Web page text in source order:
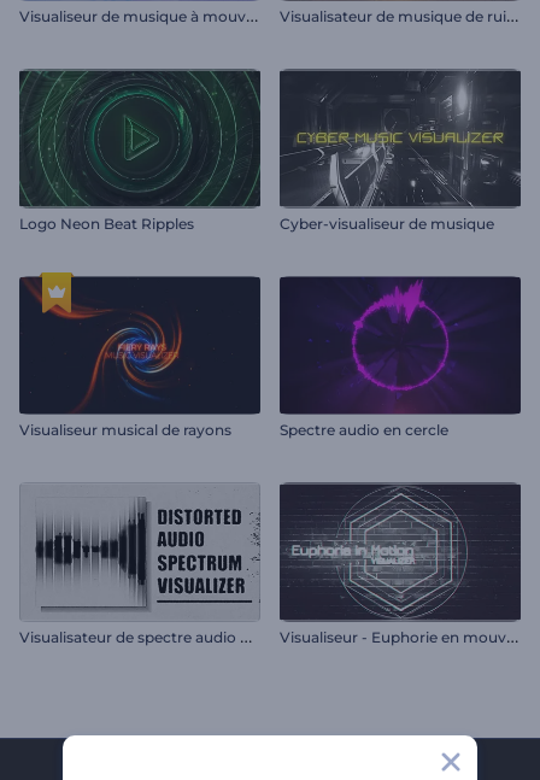
V
isualiseur de musique à mouvement cinétique V
isualisateur de musique de ruines anciennes
Logo Neon Beat Ripples Cyber-visualiseur de musique
Visualiseur musical de rayons Spectre audio en cercle
V
isualisateur de spectre audio déformé V
isualiseur - Euphorie en mouvement